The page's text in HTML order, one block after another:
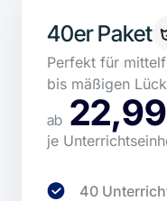
40er Paket
Perfekt für
bis mäßigen
ab
je
40